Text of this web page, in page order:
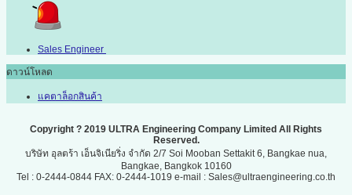
Sales Engineer
ดาวน์โหลด
แคตาล็อกสินค้า
Copyright ? 2019 ULTRA Engineering Company Limited All Rights
Reserved.
บริษัท อุลตร้า เอ็นจิเนียริ่ง จำกัด 2/7 Soi Mooban Settakit 6, Bangkae nua,
Bangkae, Bangkok 10160
Tel : 0-2444-0844 FAX: 0-2444-1019 e-mail : Sales@ultraengineering.co.th